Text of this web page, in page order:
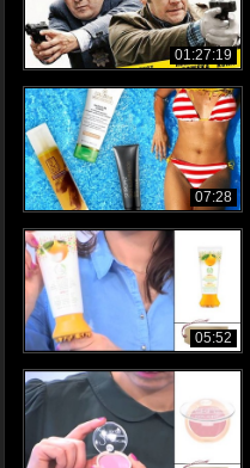
01:27:19
07:28
05:52